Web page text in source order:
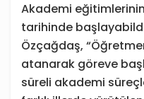
Akademi
tarihinde
Özçağdaş,
atanarak göreve
süreli akademi